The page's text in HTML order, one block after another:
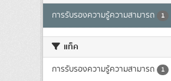
การรับรองความรู้ความสามารถ 1
แท็ค
การรับรองความรู้ความสามารถ 1